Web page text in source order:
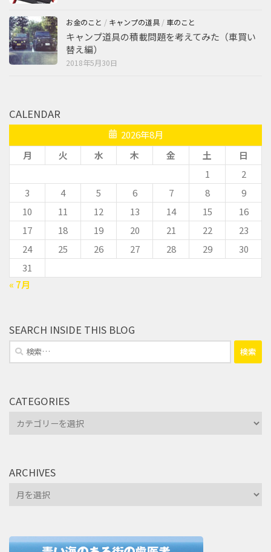
お金のこと / キャンプの道具 / 車のこと
キャンプ道具の積載問題を考えてみた（車買い
替え編）
2018年5月30日
CALENDAR
2026年8月
月
火 水 木 金 土
日
1
2
3
4 5 6 7 8
9
10
11 12 13 14 15
16
17
18 19 20 21 22
23
24
25 26 27 28 29
30
31
« 7月
SEARCH INSIDE THIS BLOG
検
索:
CATEGORIES
Categories
ARCHIVES
Archives